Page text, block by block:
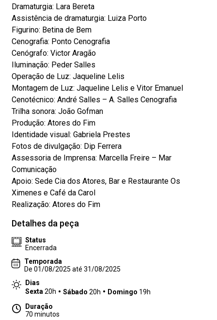
Dramaturgia: Lara Bereta
Assistência de dramaturgia: Luiza Porto
Figurino: Betina de Bem
Cenografia: Ponto Cenografia
Cenógrafo: Victor Aragão
Iluminação: Peder Salles
Operação de Luz: Jaqueline Lelis
Montagem de Luz: Jaqueline Lelis e Vitor Emanuel
Cenotécnico: André Salles – A. Salles Cenografia
Trilha sonora: João Gofman
Produção: Atores do Fim
Identidade visual: Gabriela Prestes
Fotos de divulgação: Dip Ferrera
Assessoria de Imprensa: Marcella Freire – Mar
Comunicação
Apoio: Sede Cia dos Atores, Bar e Restaurante Os
Ximenes e Café da Carol
Realização: Atores do Fim
Detalhes da peça
Status
Encerrada
Temporada
De 01/08/2025 até 31/08/2025
Dias
Sexta 20h Sábado 20h Domingo 19h
Duração
70 minutos